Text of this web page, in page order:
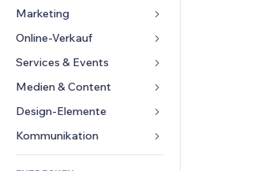
Marketing
Anzeigen
Mobil
Statistiken
Online-Verkauf
Apps für Shops
Versand & Lieferung
Verkaufen-Buttons
Services & Events
Hotels
Events
Restaurants
Immobilien
Medien & Content
Galerie
Musik
Podcasts
Design-Elemente
Karten & Navigation
Datenschutz & Sicherheit
Formulare